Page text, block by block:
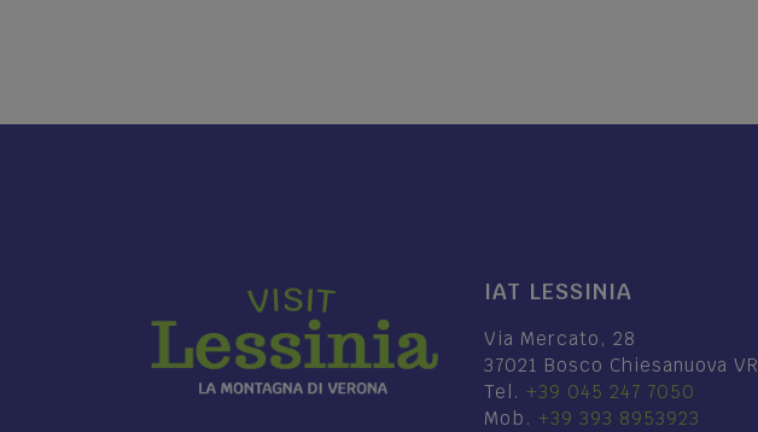
IAT LESSINIA
Via Mercato, 28
37021 Bosco Chiesanuova VR
Tel. +39 045 247 7050
Mob. +39 393 8953923